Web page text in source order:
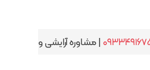
|مشاوره آرایشی و